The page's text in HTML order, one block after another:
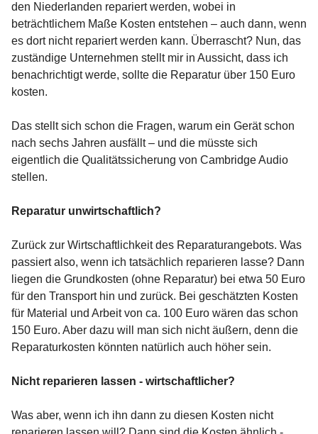
den Niederlanden repariert werden, wobei in
beträchtlichem Maße Kosten entstehen – auch dann, wenn
es dort nicht repariert werden kann. Überrascht? Nun, das
zuständige Unternehmen stellt mir in Aussicht, dass ich
benachrichtigt werde, sollte die Reparatur über 150 Euro
kosten.
Das stellt sich schon die Fragen, warum ein Gerät schon
nach sechs Jahren ausfällt – und die müsste sich
eigentlich die Qualitätssicherung von Cambridge Audio
stellen.
Reparatur unwirtschaftlich?
Zurück zur Wirtschaftlichkeit des Reparaturangebots. Was
passiert also, wenn ich tatsächlich reparieren lasse? Dann
liegen die Grundkosten (ohne Reparatur) bei etwa 50 Euro
für den Transport hin und zurück. Bei geschätzten Kosten
für Material und Arbeit von ca. 100 Euro wären das schon
150 Euro. Aber dazu will man sich nicht äußern, denn die
Reparaturkosten könnten natürlich auch höher sein.
Nicht reparieren lassen - wirtschaftlicher?
Was aber, wenn ich ihn dann zu diesen Kosten nicht